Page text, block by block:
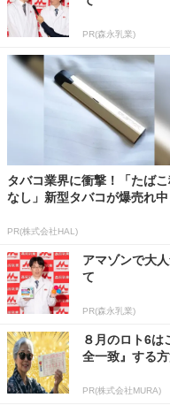
PR(森永乳業)
タバコ業界に衝撃！「たば
なし」新型タバコが爆売れ中
PR(株式会社HAL)
アマゾンで大
て
PR(森永乳業)
８月のロト6
全一致』する
PR(株式会社MURA)